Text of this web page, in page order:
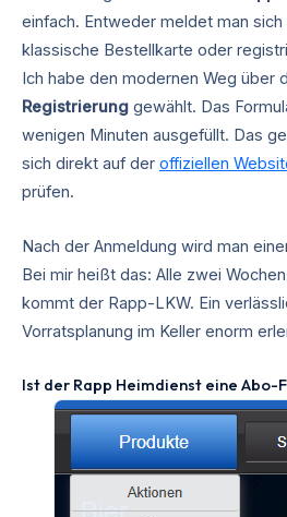
einfach. Entweder meldet man
klassische Bestellkarte oder
Ich habe den modernen Weg über
Registrierung gewählt. Das
wenigen Minuten ausgefüllt. Das
sich direkt auf der offiziellen
prüfen.
Nach der Anmeldung wird man
Bei mir heißt das: Alle zwei
kommt der Rapp-LKW. Ein
Vorratsplanung im Keller enorm
Ist der Rapp Heimdienst eine Abo-